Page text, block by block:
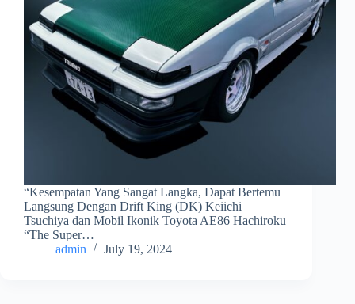
“Kesempatan Yang Sangat Langka, Dapat Bertemu
Langsung Dengan Drift King (DK) Keiichi
Tsuchiya dan Mobil Ikonik Toyota AE86 Hachiroku
“The Super…
admin
July 19, 2024